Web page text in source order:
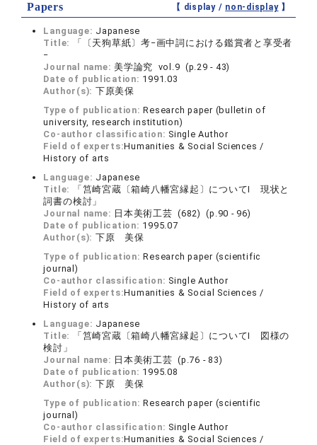
Papers 【 display / non-display】
Language: Japanese
Title:
「〔天狗草紙〕考−画中詞における鑑賞者と享受者
−
Journal name:美学論究 vol.9 (p.29 - 43)
Date of publication: 1991.03
Author(s): 下原美保
Type of publication:Research paper (bulletin of
university, research institution)
Co-author classification: Single Author
Field of experts:Humanities & Social Sciences /
History of arts
Language: Japanese
Title:
「筥崎宮蔵〔箱崎八幡宮縁起〕についてI 現状と
詞書の検討」
Journal name: 日本美術工芸 (682) (p.90 - 96)
Date of publication: 1995.07
Author(s): 下原 美保
Type of publication:Research paper (scientific
journal)
Co-author classification: Single Author
Field of experts:Humanities & Social Sciences /
History of arts
Language: Japanese
Title:
「筥崎宮蔵〔箱崎八幡宮縁起〕についてI 図様の
検討」
Journal name: 日本美術工芸 (p.76 - 83)
Date of publication: 1995.08
Author(s): 下原 美保
Type of publication:Research paper (scientific
journal)
Co-author classification: Single Author
Field of experts:Humanities & Social Sciences /